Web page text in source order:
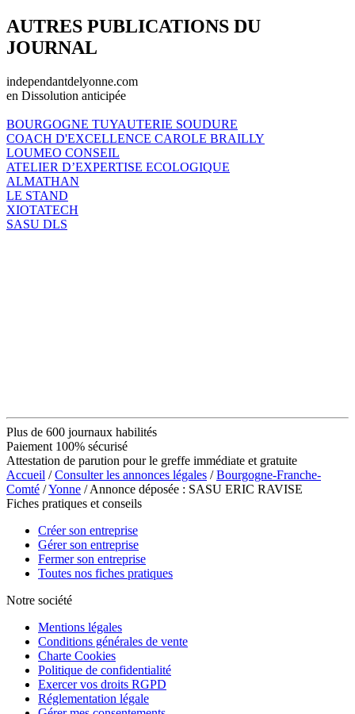
AUTRES PUBLICATIONS DU
JOURNAL
independantdelyonne.com
en Dissolution anticipée
BOURGOGNE TUYAUTERIE SOUDURE
COACH D'EXCELLENCE CAROLE BRAILLY
LOUMEO CONSEIL
ATELIER D’EXPERTISE ECOLOGIQUE
ALMATHAN
LE STAND
XIOTATECH
SASU DLS
Plus de 600 journaux habilités
Paiement 100% sécurisé
Attestation de parution pour le greffe immédiate et gratuite
Accueil /Consulter les annonces légales /Bourgogne-Franche-
Comté /Yonne / Annonce déposée : SASU ERIC RAVISE
Fiches pratiques et conseils
Créer son entreprise
Gérer son entreprise
Fermer son entreprise
Toutes nos fiches pratiques
Notre société
Mentions légales
Conditions générales de vente
Charte Cookies
Politique de confidentialité
Exercer vos droits RGPD
Réglementation légale